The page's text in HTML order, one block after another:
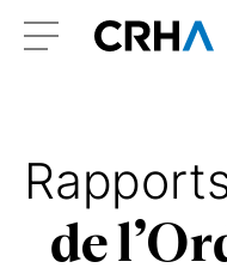
Retour
de